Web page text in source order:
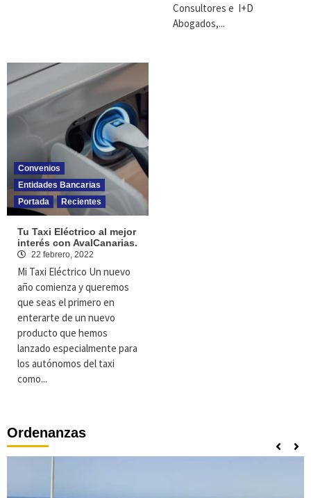
Consultores e I+D
Abogados,...
Convenios
Entidades Bancarias
Portada
Recientes
Tu Taxi Eléctrico al mejor
interés con AvalCanarias.
22 febrero, 2022
Mi Taxi Eléctrico Un nuevo
año comienza y queremos
que seas el primero en
enterarte de un nuevo
producto que hemos
lanzado especialmente para
los autónomos del taxi
como...
Ordenanzas